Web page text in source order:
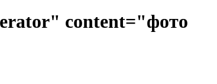
content="фото